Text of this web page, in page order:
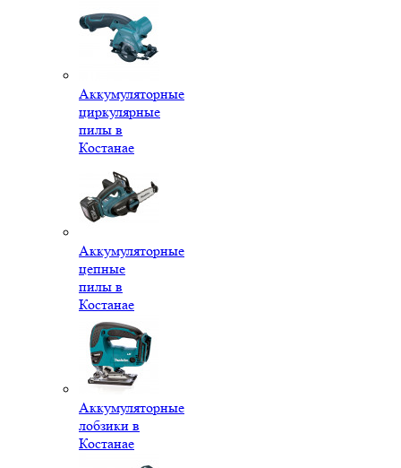
Аккумуляторные
циркулярные
пилы в
Костанае
Аккумуляторные
цепные
пилы в
Костанае
Аккумуляторные
лобзики в
Костанае